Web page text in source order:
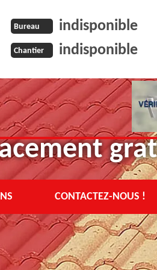
Bureau indisponible
Chantier indisponible
CONTACTEZ-NOUS !